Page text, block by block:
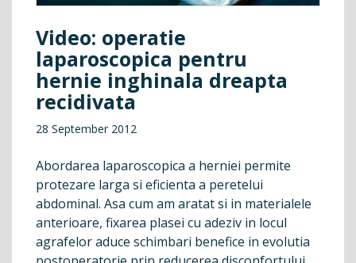
Video: operatie
laparoscopica pentru
hernie inghinala dreapta
recidivata
28 September 2012
Abordarea laparoscopica a herniei permite
protezare larga si eficienta a peretelui
abdominal. Asa cum am aratat si in materialele
anterioare, fixarea plasei cu adeziv in locul
agrafelor aduce schimbari benefice in evolutia